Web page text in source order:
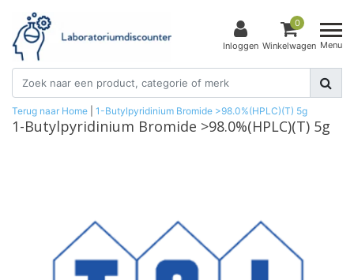
Inloggen
0
Winkelwagen Menu
Terug naar Home 1-Butylpyridinium Bromide >98.0%(HPLC)(T) 5g
1-Butylpyridinium Bromide >98.0%(HPLC)(T) 5g